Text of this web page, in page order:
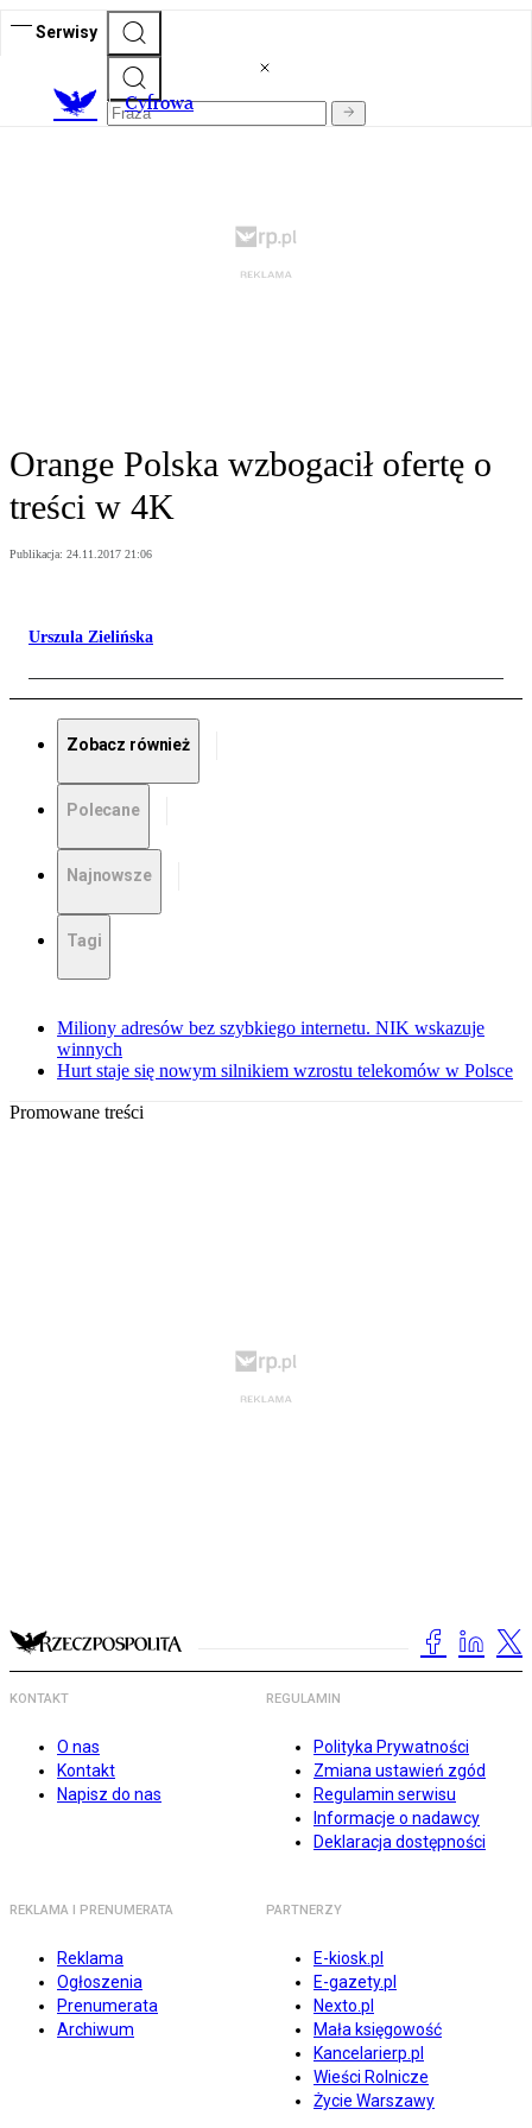
Serwisy
Cyfrowa
Orange Polska wzbogacił ofertę o
treści w 4K
Publikacja: 24.11.2017 21:06
Urszula Zielińska
Zobacz również
Polecane
Najnowsze
Tagi
Miliony adresów bez szybkiego internetu. NIK wskazuje
winnych
Hurt staje się nowym silnikiem wzrostu telekomów w Polsce
Promowane treści
KONTAKT
O nas
Kontakt
Napisz do nas
REGULAMIN
Polityka Prywatności
Zmiana ustawień zgód
Regulamin serwisu
Informacje o nadawcy
Deklaracja dostępności
REKLAMA I PRENUMERATA
Reklama
Ogłoszenia
Prenumerata
Archiwum
PARTNERZY
E-kiosk.pl
E-gazety.pl
Nexto.pl
Mała księgowość
Kancelarierp.pl
Wieści Rolnicze
Życie Warszawy